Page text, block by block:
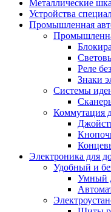
Металлические
Устройства
Промышленная
Реле
Знаки
Системы
Коммутация
Электроника для
Удобный и
Умный